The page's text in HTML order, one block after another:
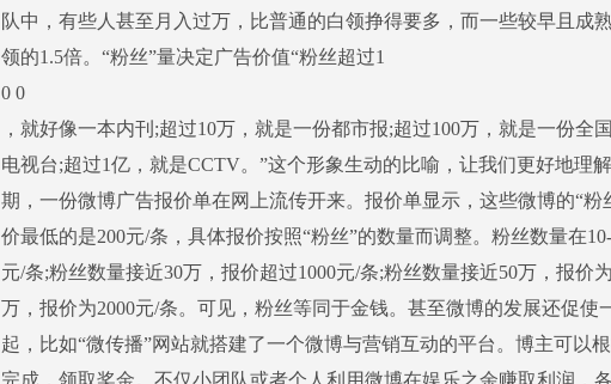
队中，有些人甚至月入过万，比普通的白领挣得要多，而一些较早且成
领的1.5倍。“粉丝”量决定广告价值“粉丝超过1
0 0
，就好像一本内刊;超过10万，就是一份都市报;超过100万，就是一份全
电视台;超过1亿，就是CCTV。”这个形象生动的比喻，让我们更好地理
期，一份微博广告报价单在网上流传开来。报价单显示，这些微博的“粉
价最低的是200元/条，具体报价按照“粉丝”的数量而调整。粉丝数量在
元/条;粉丝数量接近30万，报价超过1000元/条;粉丝数量接近50万，报价
万，报价为2000元/条。可见，粉丝等同于金钱。甚至微博的发展还促使
起，比如“微传播”网站就搭建了一个微博与营销互动的平台。博主可以
完成，领取奖金。不仅小团队或者个人利用微博在娱乐之余赚取利润，